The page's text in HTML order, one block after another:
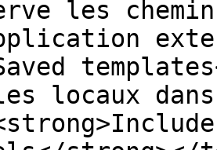
les
locaux